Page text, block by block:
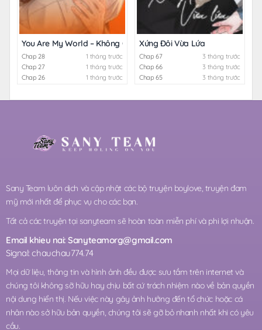
You Are My World – Không Che
Chap 28
1 tháng trước
Chap 27
1 tháng trước
Chap 26
1 tháng trước
Xứng Đôi Vừa Lứa
Chap 67
3 tháng trước
Chap 66
3 tháng trước
Chap 65
3 tháng trước
Sany Team luôn dịch và cập nhật các bộ truyện boylove, truyện đam
mỹ mới nhất để phục vụ cho các bạn.
Tất cả các truyện tại sanyteam sẽ hoàn toàn miễn phí và phi lợi nhuận.
Email khieu nai:Sanyteamorg@gmail.com
Signal: chauchau774.74
Mọi dữ liệu, thông tin và hình ảnh đều được sưu tầm trên internet và
chúng tôi không sỡ hữu hay chịu bất cứ trách nhiệm nào về bản quyền
nội dung hiển thị. Nếu việc này gây ảnh hưởng đến tổ chức hoặc cá
nhân nào sở hữu bản quyền, chúng tôi sẽ gỡ bỏ nhanh nhất khi có yêu
cầu.